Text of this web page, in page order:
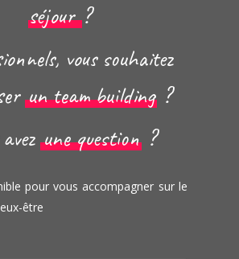
séjour?
vous souhaitez
un team building ?
une question ?
pour vous accompagner sur le
être